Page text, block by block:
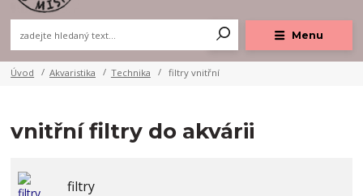
Menu
Úvod Akvaristika Technika filtry vnitřní
vnitřní filtry do akvárii
filtry